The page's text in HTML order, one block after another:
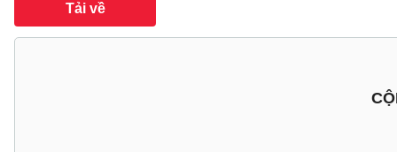
Tải về